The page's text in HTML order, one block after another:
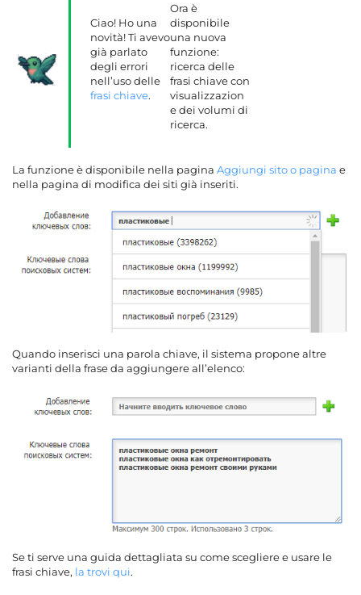
Ciao! Ho una
novità! Ti avevo
già parlato
degli errori
nell’uso delle
frasi chiave.
Ora è
disponibile
una nuova
funzione:
ricerca delle
frasi chiave con
visualizzazion
e dei volumi di
ricerca.
La funzione è disponibile nella pagina Aggiungi sito o pagina e
nella pagina di modifica dei siti già inseriti.
Quando inserisci una parola chiave, il sistema propone altre
varianti della frase da aggiungere all’elenco:
Se ti serve una guida dettagliata su come scegliere e usare le
frasi chiave, la trovi qui.